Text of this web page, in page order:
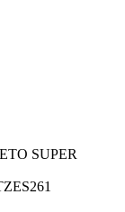
SUPER